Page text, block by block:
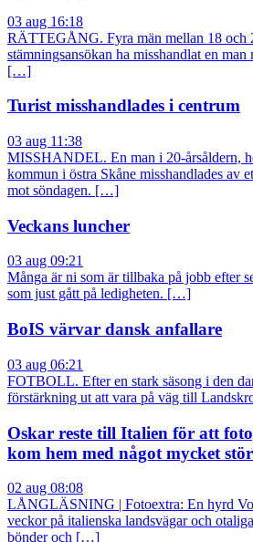
03 aug 16:18
RÄTTEGÅNG. Fyra män mellan 18 och
stämningsansökan ha misshandlat en
[…]
Turist misshandlades i centrum
03 aug 11:38
MISSHANDEL. En man i 20-årsåldern,
kommun i östra Skåne misshandlades av
mot söndagen. […]
Veckans luncher
03 aug 09:21
Många är ni som är tillbaka på jobb efter
som just gått på ledigheten. […]
BoIS värvar dansk anfallare
03 aug 06:21
FOTBOLL. Efter en stark säsong i den
förstärkning ut att vara på väg till
Oskar reste till Italien för att
kom hem med något mycket
02 aug 08:08
LÅNGLÄSNING | Fotoextra: En hyrd
veckor på italienska landsvägar och
bönder och […]